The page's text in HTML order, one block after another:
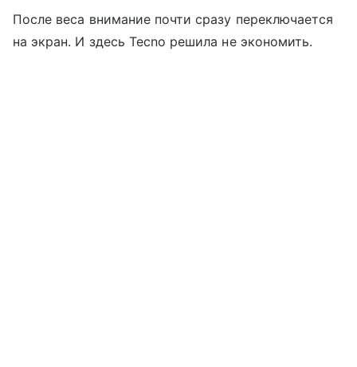
После веса внимание почти сразу переключается
на экран. И здесь Tecno решила не экономить.